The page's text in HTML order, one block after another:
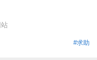
#求助